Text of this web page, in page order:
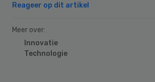
Reageer op dit artikel
Meer over:
Innovatie
Technologie